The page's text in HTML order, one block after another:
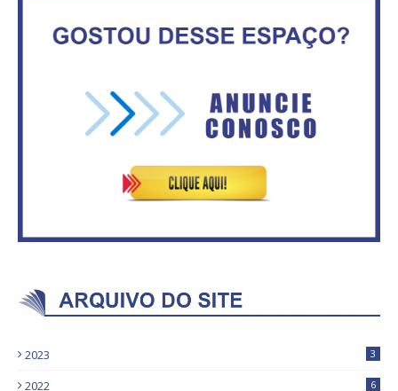
consensuais para buscar ajuda
do governo federal.
sustentada por 52 jatos
ventiladores
2023 3
2022 6